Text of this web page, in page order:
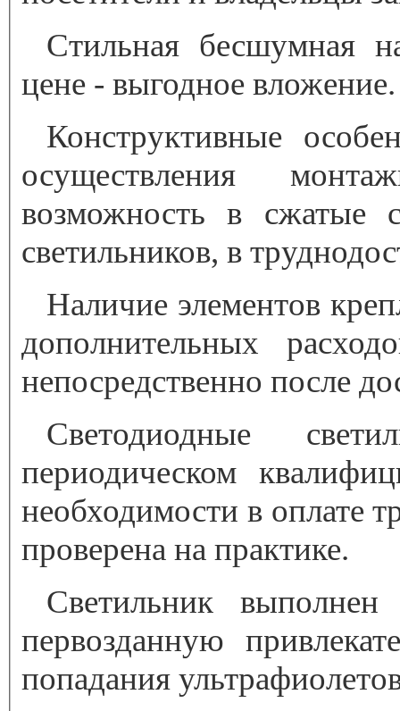
Стильная бесшумная
цене - выгодное вложение.
Конструктивные
осуществления
возможность в сжатые
светильников, в
Наличие элементов
дополнительных
непосредственно после
Светодиодные
периодическом
необходимости в оплате
проверена на практике.
Светильник
первозданную
попадания